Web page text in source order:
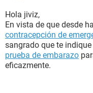
Hola jiviz,
En vista de que desde
contracepción de
sangrado que te
prueba de embarazo
eficazmente.